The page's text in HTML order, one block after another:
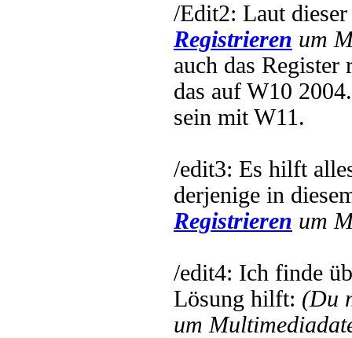
/Edit2: Laut
Registrieren um
auch das
das auf W10
sein mit W11.
/edit3: Es hilft
derjenige in
Registrieren um
/edit4: Ich finde
Lösung hilft: (Du
um